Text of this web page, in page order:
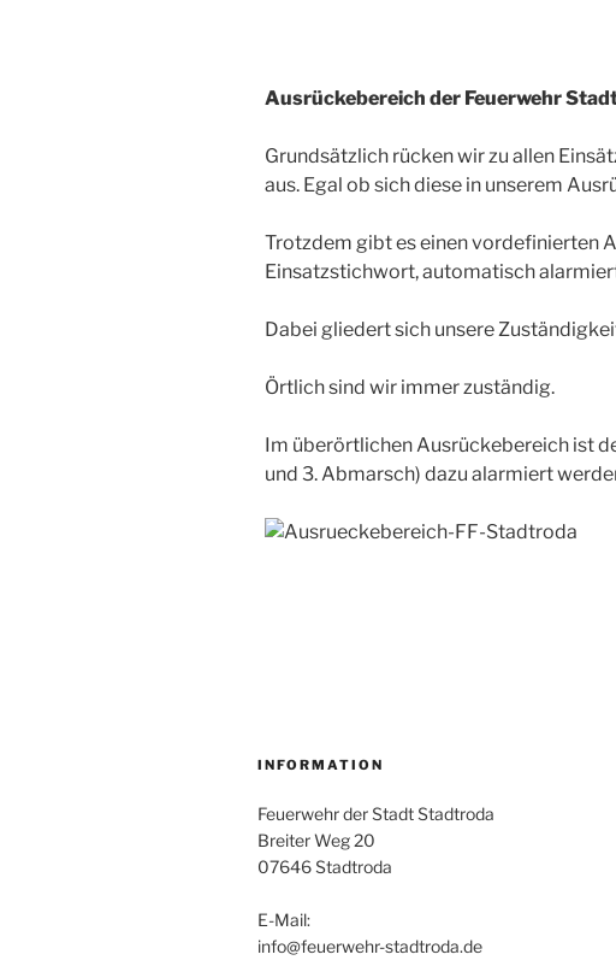
Ausrückebereich der Feuerwehr
Grundsätzlich rücken wir zu allen
aus. Egal ob sich diese in unserem
Trotzdem gibt es einen vordefinierten
Einsatzstichwort, automatisch
Dabei gliedert sich unsere
Örtlich sind wir immer zuständig.
Im überörtlichen Ausrückebereich ist
und 3. Abmarsch) dazu alarmiert
INFORMATION
Feuerwehr der Stadt Stadtroda
Breiter Weg 20
07646 Stadtroda
E-Mail:
info@feuerwehr-stadtroda.de